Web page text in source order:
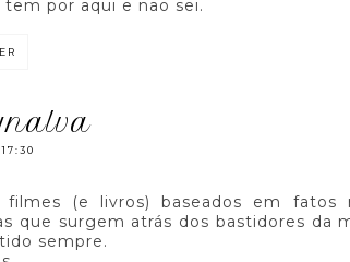
por aqui e nao sei.
filmes (e livros) baseados em
que surgem atrás dos bastidores da
sempre.